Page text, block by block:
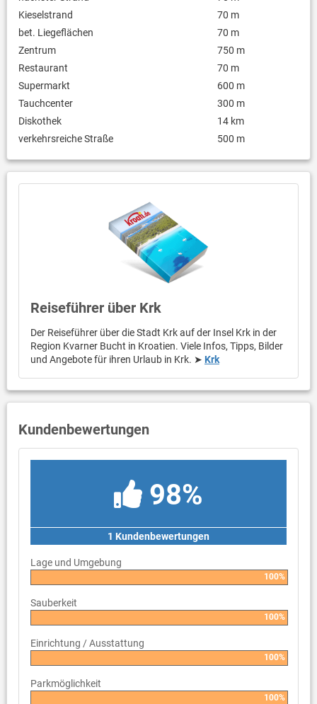
Kieselstrand
70 m
bet. Liegeflächen
70 m
Zentrum
750 m
Restaurant
70 m
Supermarkt
600 m
Tauchcenter
300 m
Diskothek
14 km
verkehrsreiche Straße
500 m
Reiseführer über Krk
Der Reiseführer über die Stadt Krk auf der Insel Krk in der
Region Kvarner Bucht in Kroatien. Viele Infos, Tipps, Bilder
und Angebote für ihren Urlaub in Krk. ➤ Krk
Kundenbewertungen
98%
1 Kundenbewertungen
Lage und Umgebung
100%
Sauberkeit
100%
Einrichtung / Ausstattung
100%
Parkmöglichkeit
100%